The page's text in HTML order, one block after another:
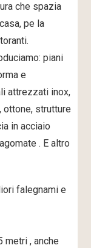
che spazia
pe la
piani
e
attrezzati inox,
ottone, strutture
in acciaio
. E altro
falegnami e
metri , anche